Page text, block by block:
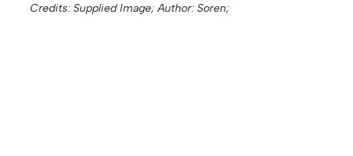
Credits: Supplied Image; Author: Soren;